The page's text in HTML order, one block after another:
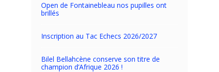
Open de Fontainebleau nos pupilles ont
brillés
Inscription au Tac Echecs 2026/2027
Bilel Bellahcène conserve son titre de
champion d’Afrique 2026 !